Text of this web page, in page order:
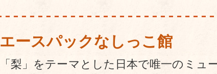
エースパックなしっこ館
「梨」をテーマとした日本で唯一のミ